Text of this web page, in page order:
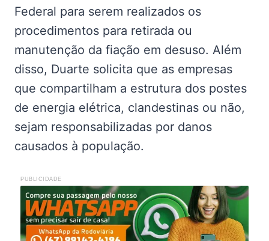
Federal para serem realizados os
procedimentos para retirada ou
manutenção da fiação em desuso. Além
disso, Duarte solicita que as empresas
que compartilham a estrutura dos postes
de energia elétrica, clandestinas ou não,
sejam responsabilizadas por danos
causados à população.
PUBLICIDADE